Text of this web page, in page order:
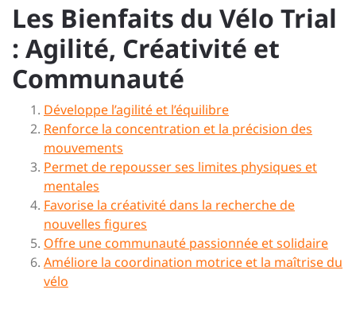
Les Bienfaits du Vélo Trial
: Agilité, Créativité et
Communauté
Développe l’agilité et l’équilibre
Renforce la concentration et la précision des
mouvements
Permet de repousser ses limites physiques et
mentales
Favorise la créativité dans la recherche de
nouvelles figures
Offre une communauté passionnée et solidaire
Améliore la coordination motrice et la maîtrise du
vélo